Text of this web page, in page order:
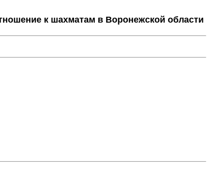
к шахматам в Воронежской области